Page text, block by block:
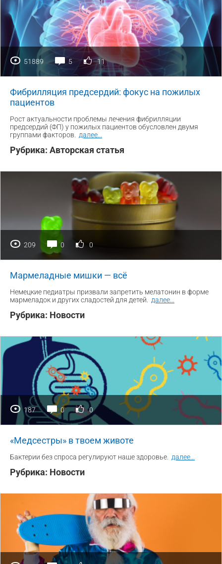
51889 5 11
Фибрилляция предсердий: фокус на пожилых
пациентов
Рост актуальности проблемы лечения фибрилляции
предсердий (ФП) у пожилых пациентов обусловлен двумя
группами факторов.
далее
Рубрика: Авторская статья
209 0 0
Мармеладные мишки — всё
Немецкие педиатры призвали запретить мелатонин в форме
мармеладок и других сладостей для детей.
далее
Рубрика: Новости
187 0 0
«Медсестры» в твоем животе
Бактерии без спроса регулируют наше здоровье. далее
Рубрика: Новости